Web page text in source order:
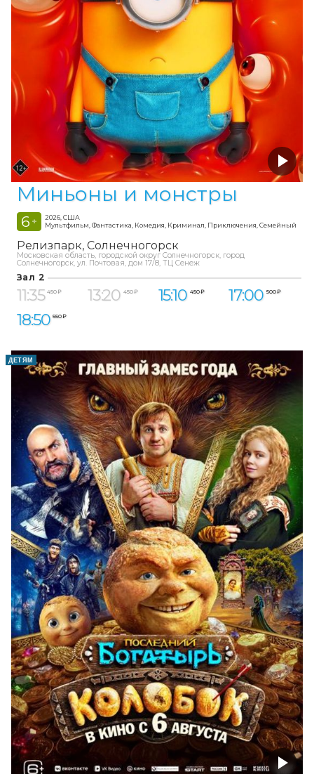
Миньоны и монстры
6 +
2026, США
Мультфильм, Фантастика, Комедия, Криминал, Приключения, Семейный
Релизпарк Солнечногорск
Московская область, городской округ Солнечногорск, город
Солнечногорск, ул. Почтовая, дом 17/8, ТЦ Сенеж
Зал 2
11:35 450 ₽ 13:20 450 ₽ 15:10 450 ₽ 17:00 500 ₽
18:50 550 ₽
ДЕТЯМ